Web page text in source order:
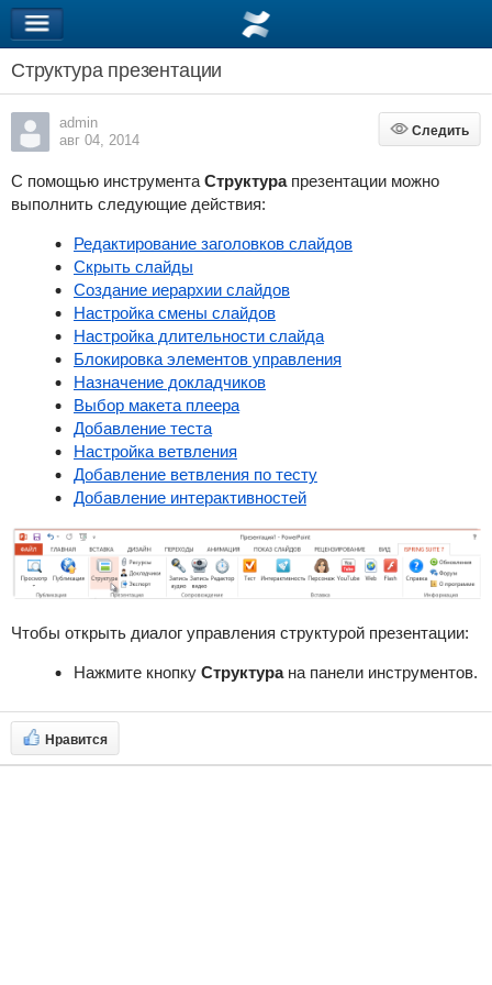
Структура презентации
admin
авг 04, 2014
Следить
Следить
С помощью инструмента Структурапрезентацииможно
выполнить следующие действия:
Редактирование заголовков слайдов
Скрыть слайды
Создание иерархии слайдов
Настройка смены слайдов
Настройка длительности слайда
Блокировка элементов управления
Назначение докладчиков
Выбор макета плеера
Добавление теста
Настройка ветвления
Добавление ветвления по тесту
Добавление интерактивностей
Чтобы открыть диалог управления структурой презентации:
Нажмите кнопку Структура на панели инструментов.
Нравится